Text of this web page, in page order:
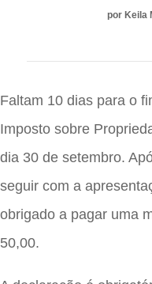
por Keila
Faltam 10 dias para o
Imposto sobre
dia 30 de setembro.
seguir com a
obrigado a pagar uma
50,00.